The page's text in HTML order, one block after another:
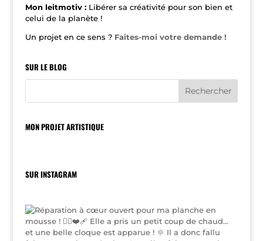
Mon leitmotiv : Libérer sa créativité pour son bien et
celui de la planète !
Un projet en ce sens ? Faites-moi votre demande !
SUR LE BLOG
MON PROJET ARTISTIQUE
SUR INSTAGRAM